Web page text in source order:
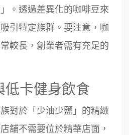
。透過差異化的咖啡豆來
引特定族群。要注意，咖
較長，創業者需有充足的
卡健身飲食
對於「少油少鹽」的精緻
舖不需要位於精華店面，